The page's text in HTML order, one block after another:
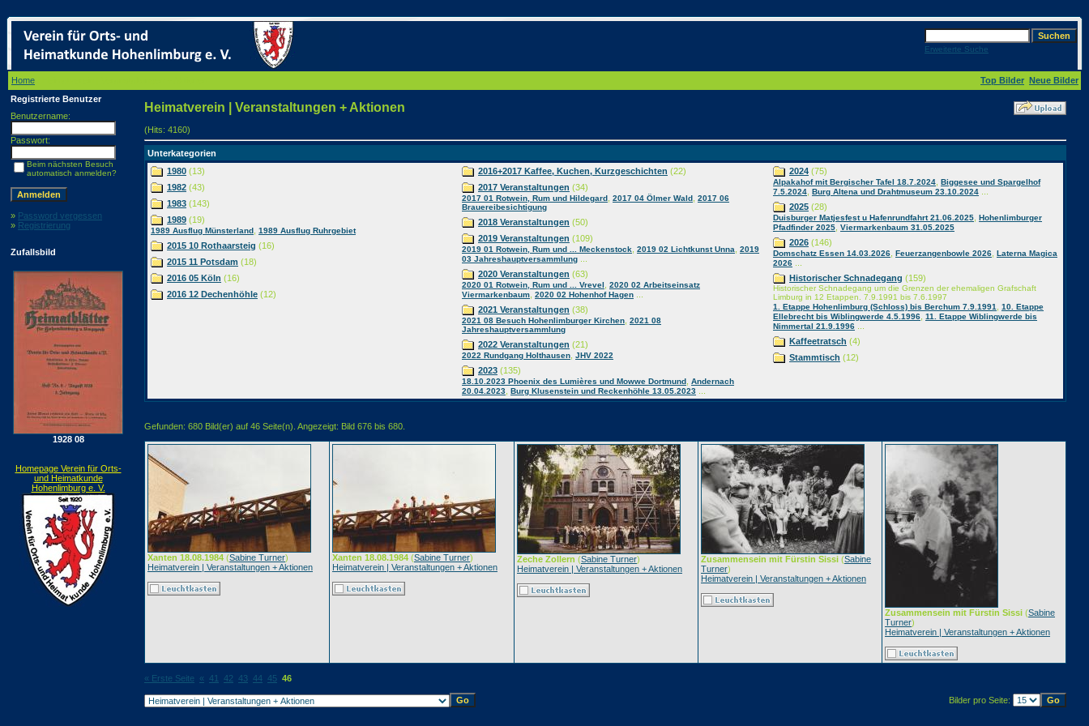
Erweiterte Suche
Home Top Bilder Neue Bilder
Registrierte Benutzer
Benutzername:
Passwort:
Beim nächsten Besuch
automatisch anmelden?
» Password vergessen
» Registrierung
Zufallsbild
1928 08
Homepage Verein für Orts-
und Heimatkunde
Hohenlimburg e. V.
Heimatverein | Veranstaltungen + Aktionen
(Hits: 4160)
Unterkategorien
1980 (13)
1982 (43)
1983 (143)
1989 (19)
1989 Ausflug Münsterland 1989 Ausflug Ruhrgebiet
2015 10 Rothaarsteig (16)
2015 11 Potsdam (18)
2016 05 Köln (16)
2016 12 Dechenhöhle (12)
2016+2017 Kaffee, Kuchen, Kurzgeschichten (22)
2017 Veranstaltungen (34)
2017 01 Rotwein, Rum und Hildegard 2017 04 Ölmer Wald 2017 06
Brauereibesichtigung
2018 Veranstaltungen (50)
2019 Veranstaltungen (109)
2019 01 Rotwein, Rum und ... Meckenstock 2019 02 Lichtkunst Unna
2019
03 Jahreshauptversammlung
2020 Veranstaltungen (63)
2020 01 Rotwein, Rum und ... Vrevel
2020 02 Arbeitseinsatz
Viermarkenbaum 2020 02 Hohenhof Hagen
2021 Veranstaltungen (38)
2021 08 Besuch Hohenlimburger Kirchen 2021 08
Jahreshauptversammlung
2022 Veranstaltungen (21)
2022 Rundgang Holthausen JHV 2022
2023 (135)
18.10.2023 Phoenix des Lumières und Mowwe Dortmund Andernach
20.04.2023 Burg Klusenstein und Reckenhöhle 13.05.2023
2024 (75)
Alpakahof mit Bergischer Tafel 18.7.2024 Biggesee und Spargelhof
7.5.2024 Burg Altena und Drahtmuseum 23.10.2024
2025 (28)
Duisburger Matjesfest u Hafenrundfahrt 21.06.2025 Hohenlimburger
Pfadfinder 2025 Viermarkenbaum 31.05.2025
2026 (146)
Domschatz Essen 14.03.2026 Feuerzangenbowle 2026 Laterna Magica
2026
Historischer Schnadegang (159)
Historischer Schnadegang um die Grenzen der ehemaligen Grafschaft
Limburg in 12 Etappen. 7.9.1991 bis 7.6.1997
1. Etappe Hohenlimburg (Schloss) bis Berchum 7.9.1991
10. Etappe
Ellebrecht bis Wiblingwerde 4.5.1996 11. Etappe Wiblingwerde bis
Nimmertal 21.9.1996
Kaffeetratsch (4)
Stammtisch (12)
Gefunden: 680 Bild(er) auf 46 Seite(n). Angezeigt: Bild 676 bis 680.
Xanten 18.08.1984 (Sabine Turner)
Heimatverein | Veranstaltungen + Aktionen
Xanten 18.08.1984 (Sabine Turner)
Heimatverein | Veranstaltungen + Aktionen
Zeche Zollern (Sabine Turner)
Heimatverein | Veranstaltungen + Aktionen
Zusammensein mit Fürstin Sissi (Sabine
Turner)
Heimatverein | Veranstaltungen + Aktionen
Zusammensein mit Fürstin Sissi (Sabine
Turner)
Heimatverein | Veranstaltungen + Aktionen
« Erste Seite « 41 42 43 44 45 46
Bilder pro Seite: